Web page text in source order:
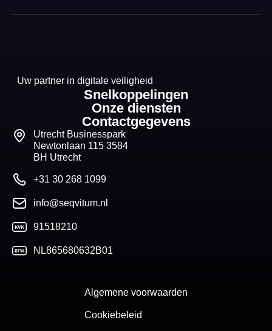
Uw partner in digitale veiligheid
Snelkoppelingen
Onze diensten
Contactgegevens
Utrecht Businesspark
Newtonlaan 115 3584
BH Utrecht
+31 30 268 1099
info@seqvitum.nl
91518210
NL865680632B01
Algemene voorwaarden
Cookiebeleid